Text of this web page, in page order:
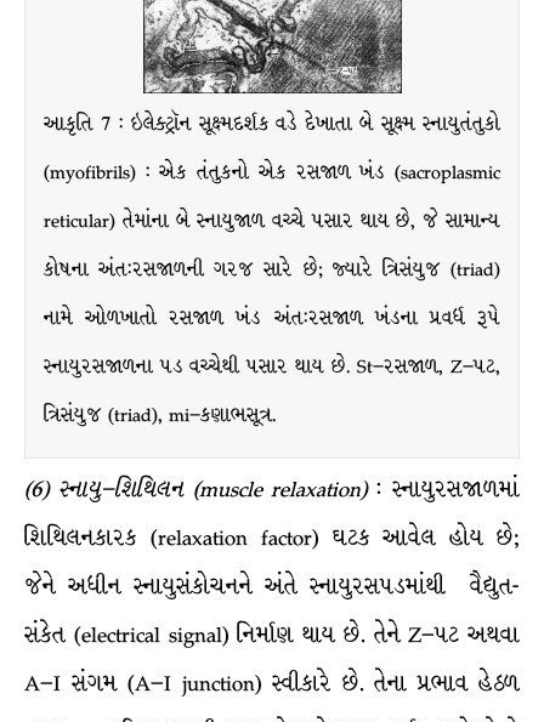
આકૃતિ 7 : ઇલેક્ટ્રૉન સૂક્ષ્મદર્શક વડે દેખાતા બે સૂક્ષ્મ સ્નાયુતંતુકો
(myofibrils) : એક તંતુકનો એક રસજાળ ખંડ (sacroplasmic
reticular) તેમાંના બે સ્નાયુજાળ વચ્ચે પસાર થાય છે, જે સામાન્ય
કોષના અંત:રસજાળની ગરજ સારે છે; જ્યારે ત્રિસંયુજ (triad)
નામે ઓળખાતો રસજાળ ખંડ અંત:રસજાળ ખંડના પ્રવર્ધ રૂપે
સ્નાયુરસજાળના પડ વચ્ચેથી પસાર થાય છે. St–રસજાળ, Z–પટ,
ત્રિસંયુજ (triad), mi–કણાભસૂત્ર.
(6) સ્નાયુ–શિથિલન(muscle relaxation): સ્નાયુરસજાળમાં
શિથિલનકારક (relaxation factor) ઘટક આવેલ હોય છે;
જેને અધીન સ્નાયુસંકોચનને અંતે સ્નાયુરસપડમાંથી વૈદ્યુત-
સંકેત (electrical signal) નિર્માણ થાય છે. તેને Z–પટ અથવા
A–I સંગમ (A–I junction) સ્વીકારે છે. તેના પ્રભાવ હેઠળ